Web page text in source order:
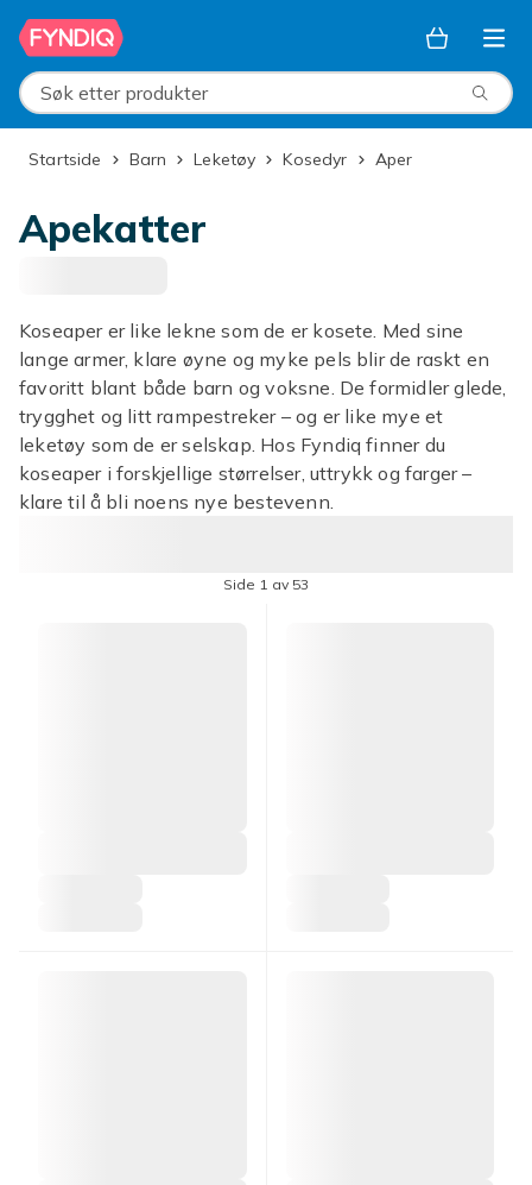
Hopp til hovedinnhold
Søk etter produkter
Startside Barn Leketøy Kosedyr Aper
Apekatter
Koseaper er like lekne som de er kosete. Med sine
lange armer, klare øyne og myke pels blir de raskt en
favoritt blant både barn og voksne. De formidler glede,
trygghet og litt rampestreker – og er like mye et
leketøy som de er selskap. Hos Fyndiq finner du
koseaper i forskjellige størrelser, uttrykk og farger –
klare til å bli noens nye bestevenn.
Side 1 av 53